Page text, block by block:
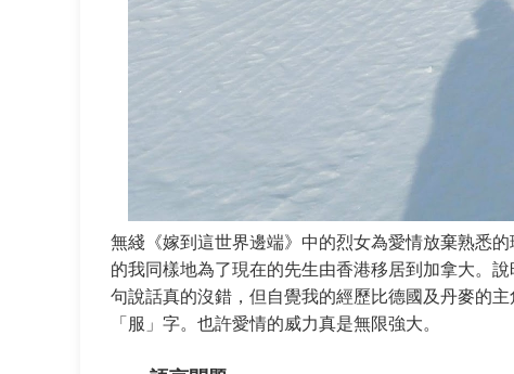
無綫《嫁到這世界邊端》中的烈女為愛情放棄熟悉
的我同樣地為了現在的先生由香港移居到加拿大。
句說話真的沒錯，但自覺我的經歷比德國及丹麥的
「服」字。也許愛情的威力真是無限強大。